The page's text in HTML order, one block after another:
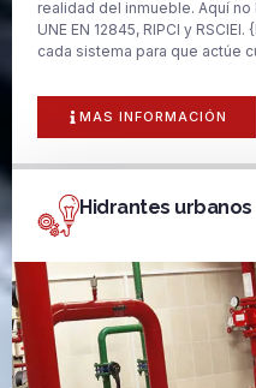
realidad del inmueble. Aquí
UNE EN 12845, RIPCI y
cada sistema para que actúe
MAS INFORMACIÓN
Hidrantes